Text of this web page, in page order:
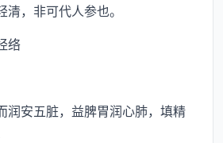
，非可代人参也。
安五脏，益脾胃润心肺，填精